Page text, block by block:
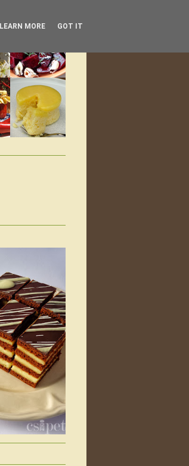
LEARN MORE GOT IT